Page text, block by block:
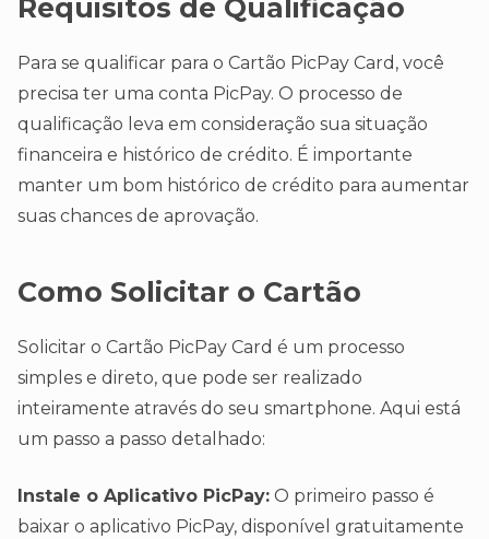
Requisitos de Qualificação
Para se qualificar para o Cartão PicPay Card, você
precisa ter uma conta PicPay. O processo de
qualificação leva em consideração sua situação
financeira e histórico de crédito. É importante
manter um bom histórico de crédito para aumentar
suas chances de aprovação.
Como Solicitar o Cartão
Solicitar o Cartão PicPay Card é um processo
simples e direto, que pode ser realizado
inteiramente através do seu smartphone. Aqui está
um passo a passo detalhado:
Instale o Aplicativo PicPay: O primeiro passo é
baixar o aplicativo PicPay, disponível gratuitamente